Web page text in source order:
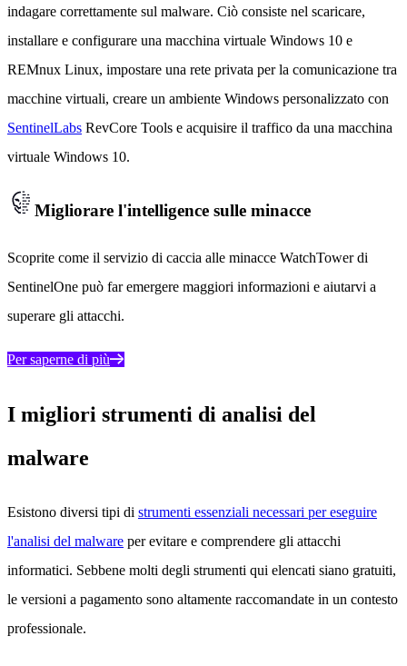
indagare correttamente sul malware. Ciò consiste nel scaricare,
installare e configurare una macchina virtuale Windows 10 e
REMnux Linux, impostare una rete privata per la comunicazione tra
macchine virtuali, creare un ambiente Windows personalizzato con
SentinelLabs RevCore Tools e acquisire il traffico da una macchina
virtuale Windows 10.
Migliorare l'intelligence sulle minacce
Scoprite come il servizio di caccia alle minacce WatchTower di
SentinelOne può far emergere maggiori informazioni e aiutarvi a
superare gli attacchi.
Per saperne di più
I migliori strumenti di analisi del
malware
Esistono diversi tipi di strumenti essenziali necessari per eseguire
l'analisi del malware per evitare e comprendere gli attacchi
informatici. Sebbene molti degli strumenti qui elencati siano gratuiti,
le versioni a pagamento sono altamente raccomandate in un contesto
professionale.